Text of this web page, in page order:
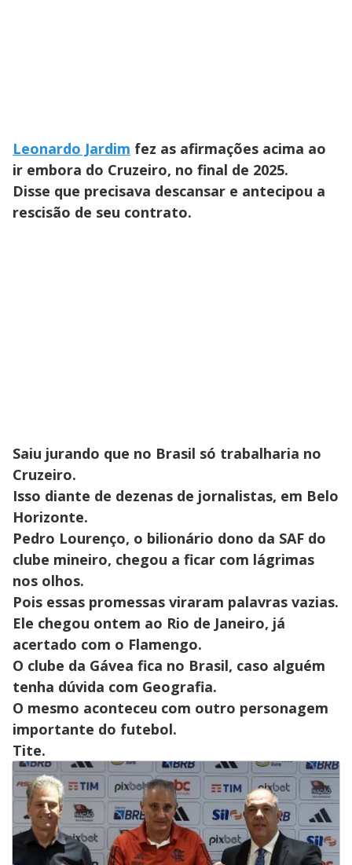
Leonardo Jardim fez as afirmações acima ao
ir embora do Cruzeiro, no final de 2025.
Disse que precisava descansar e antecipou a
rescisão de seu contrato.
Saiu jurando que no Brasil só trabalharia no
Cruzeiro.
Isso diante de dezenas de jornalistas, em Belo
Horizonte.
Pedro Lourenço, o bilionário dono da SAF do
clube mineiro, chegou a ficar com lágrimas
nos olhos.
Pois essas promessas viraram palavras vazias.
Ele chegou ontem ao Rio de Janeiro, já
acertado com o Flamengo.
O clube da Gávea fica no Brasil, caso alguém
tenha dúvida com Geografia.
O mesmo aconteceu com outro personagem
importante do futebol.
Tite.